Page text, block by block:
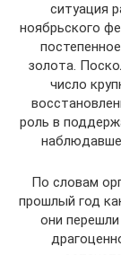
ситуация
ноябрьского
золота.
число
роль в
По словам
прошлый год
они